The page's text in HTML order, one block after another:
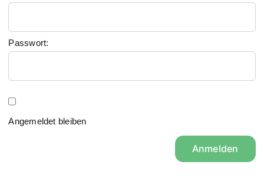
Passwort:
Angemeldet bleiben
Anmelden